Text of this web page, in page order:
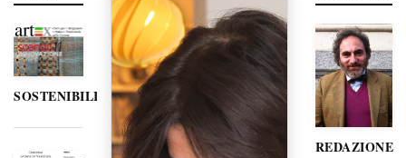
SOSTENIBILITÀ
REDAZIONE